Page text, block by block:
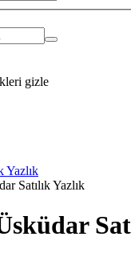
gizle
Yazlık
Satılık Yazlık